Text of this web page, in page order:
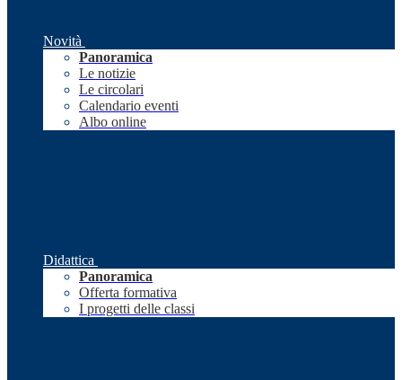
Novità
Panoramica
Le notizie
Le circolari
Calendario eventi
Albo online
Didattica
Panoramica
Offerta formativa
I progetti delle classi